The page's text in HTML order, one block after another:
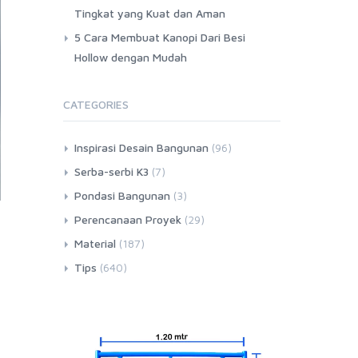
Tingkat yang Kuat dan Aman
5 Cara Membuat Kanopi Dari Besi
Hollow dengan Mudah
CATEGORIES
Inspirasi Desain Bangunan (96)
Serba-serbi K3 (7)
Pondasi Bangunan (3)
Perencanaan Proyek (29)
Material (187)
Tips (640)